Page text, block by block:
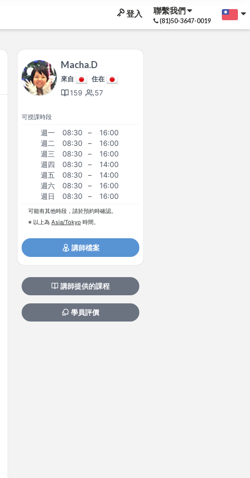
登入 聯繫我們
(81)50-3647-0019
Macha.D
來自 住在
159 57
可授課時段
週一 08:30 –
16:00
週二
08:30 –
16:00
週三
08:30 –
16:00
週四
08:30 –
14:00
週五
08:30 –
14:00
週六
08:30 –
16:00
週日
08:30 – 16:00
可能有其他時段，請於預約時確認。
※ 以上為 Asia/Tokyo 時間。
講師檔案
講師提供的課程
學員評價